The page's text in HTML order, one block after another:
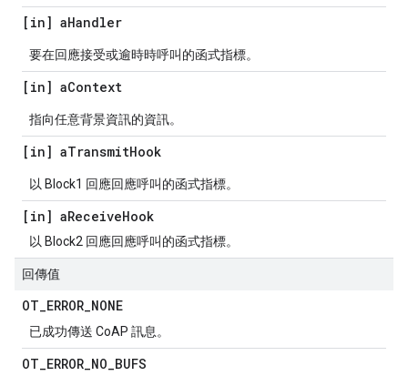
[in] aHandler
要在回應接受或逾時時呼叫的函式指標。
[in] aContext
指向任意背景資訊的資訊。
[in] aTransmitHook
以 Block1 回應回應呼叫的函式指標。
[in] aReceiveHook
以 Block2 回應回應呼叫的函式指標。
回傳值
OT_ERROR_NONE
已成功傳送 CoAP 訊息。
OT_ERROR_NO_BUFS